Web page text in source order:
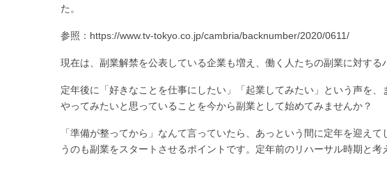
た。
参照：https://www.tv-tokyo.co.jp/cambria/backnumber/2020/0611/
現在は、副業解禁を公表している企業も増え、働く人たちの副業に対する
定年後に「好きなことを仕事にしたい」「起業してみたい」という声を
やってみたいと思っていることを今から副業として始めてみませんか？
「準備が整ってから」なんて言っていたら、あっという間に定年を迎え
うのも副業をスタートさせるポイントです。定年前のリハーサル時期と考